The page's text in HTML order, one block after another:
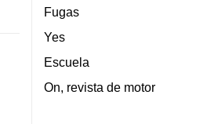
Fugas
Yes
Escuela
On, revista de motor